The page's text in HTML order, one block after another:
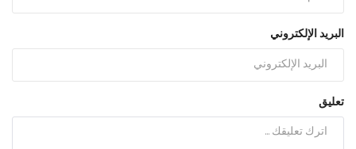
البريد الإلكتروني
تعليق